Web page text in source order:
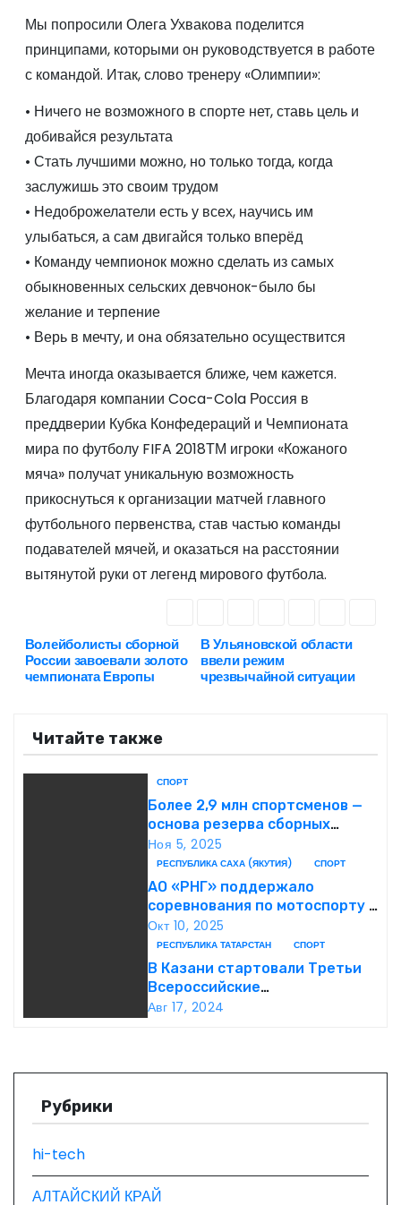
Мы попросили Олега Ухвакова поделится
принципами, которыми он руководствуется в работе
с командой. Итак, слово тренеру «Олимпии»:
• Ничего не возможного в спорте нет, ставь цель и
добивайся результата
• Стать лучшими можно, но только тогда, когда
заслужишь это своим трудом
• Недоброжелатели есть у всех, научись им
улыбаться, а сам двигайся только вперёд
• Команду чемпионок можно сделать из самых
обыкновенных сельских девчонок-было бы
желание и терпение
• Верь в мечту, и она обязательно осуществится
Мечта иногда оказывается ближе, чем кажется.
Благодаря компании Coca-Cola Россия в
преддверии Кубка Конфедераций и Чемпионата
мира по футболу FIFA 2018ТМ игроки «Кожаного
мяча» получат уникальную возможность
прикоснуться к организации матчей главного
футбольного первенства, став частью команды
подавателей мячей, и оказаться на расстоянии
вытянутой руки от легенд мирового футбола.
Н
а
в
и
з
п
и
В Ульяновской области
ввели режим
чрезвычайной ситуации
Волейболисты сборной
России завоевали золото
чемпионата Европы
Читайте также
СПОРТ
Более 2,9 млн спортсменов —
основа резерва сборных
России
Ноя 5, 2025
РЕСПУБЛИКА САХА (ЯКУТИЯ) СПОРТ
АО «РНГ» поддержало
соревнования по мотоспорту в
Якутии
Окт 10, 2025
РЕСПУБЛИКА ТАТАРСТАН СПОРТ
В Казани стартовали Третьи
Всероссийские
Трансплантационные Игры
Авг 17, 2024
Рубрики
hi-tech
АЛТАЙСКИЙ КРАЙ